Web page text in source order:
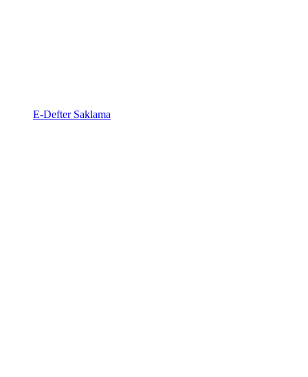
E-Defter Saklama